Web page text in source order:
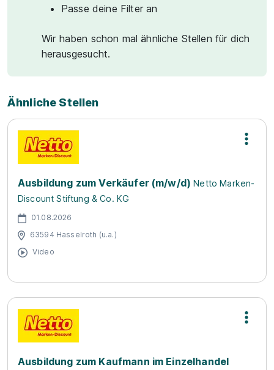
Passe deine Filter an
Wir haben schon mal ähnliche Stellen für dich
herausgesucht.
Ähnliche Stellen
Ausbildung zum Verkäufer (m/w/d) Netto Marken-
Discount Stiftung & Co. KG
01.08.2026
63594 Hasselroth (u.a.)
Video
Ausbildung zum Kaufmann im Einzelhandel